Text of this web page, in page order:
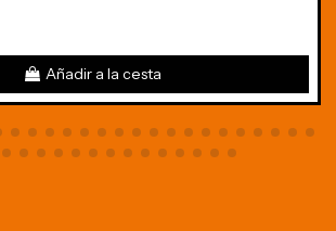
Añadir a la cesta